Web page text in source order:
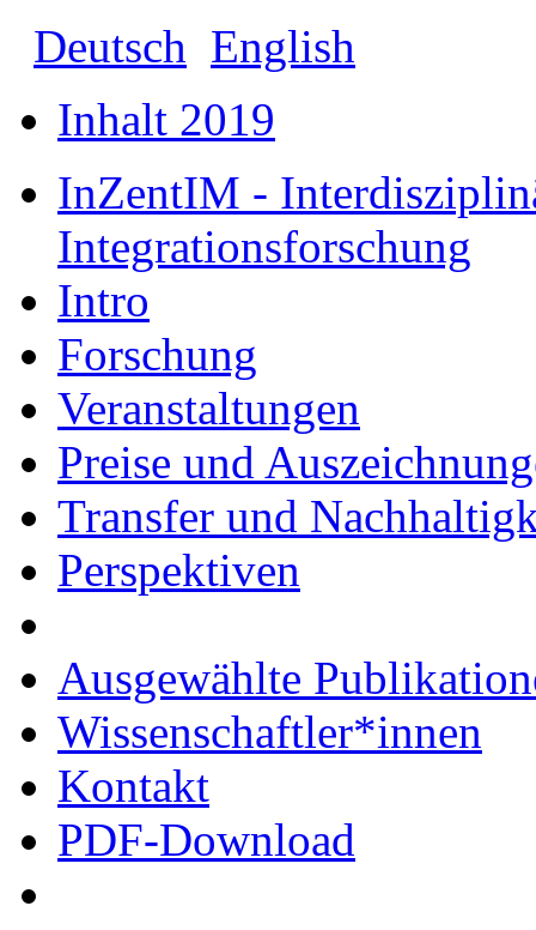
Deutsch English
Inhalt 2019
InZentIM -
Integrationsforschung
Intro
Forschung
Veranstaltungen
Preise und
Transfer und
Perspektiven
Ausgewählte
Wissenschaftler*innen
Kontakt
PDF-Download